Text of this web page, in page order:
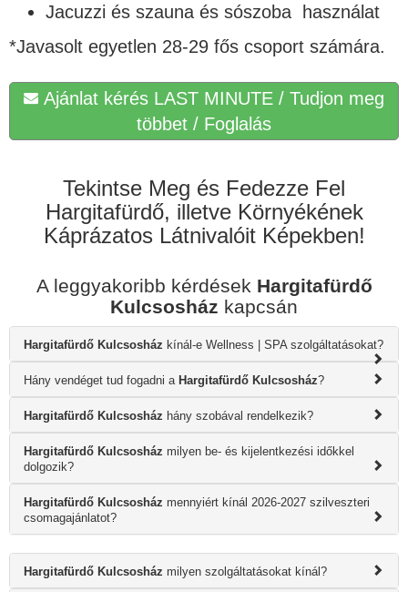
Jacuzzi és szauna és sószoba használat
*Javasolt egyetlen 28-29 fős csoport számára.
Ajánlat kérés LAST MINUTE / Tudjon meg
többet / Foglalás
Tekintse Meg és Fedezze Fel
Hargitafürdő, illetve Környékének
Káprázatos Látnivalóit Képekben!
A leggyakoribb kérdések Hargitafürdő
Kulcsosház kapcsán
Hargitafürdő Kulcsosház kínál-e Wellness | SPA szolgáltatásokat?
Hány vendéget tud fogadni a Hargitafürdő Kulcsosház?
Hargitafürdő Kulcsosház hány szobával rendelkezik?
Hargitafürdő Kulcsosház milyen be- és kijelentkezési időkkel
dolgozik?
Hargitafürdő Kulcsosház mennyiért kínál 2026-2027 szilveszteri
csomagajánlatot?
Hargitafürdő Kulcsosház milyen szolgáltatásokat kínál?